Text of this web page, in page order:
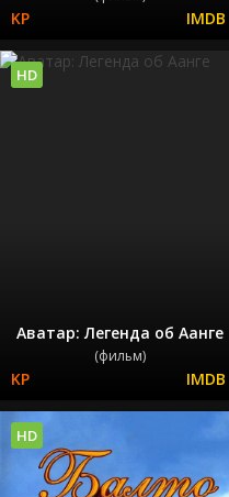
Аватар: Легенда об Аанге
(фильм)
HD
HD